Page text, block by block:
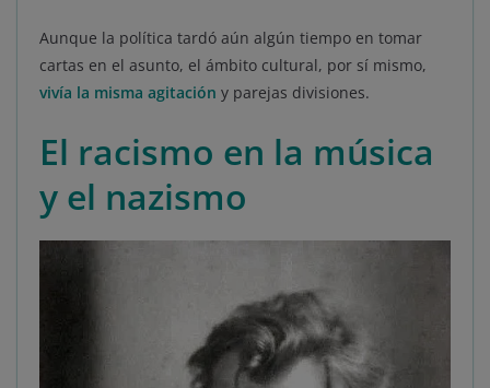
Aunque la política tardó aún algún tiempo en tomar
cartas en el asunto, el ámbito cultural, por sí mismo,
vivía la misma agitación y parejas divisiones.
El racismo en la música
y el nazismo